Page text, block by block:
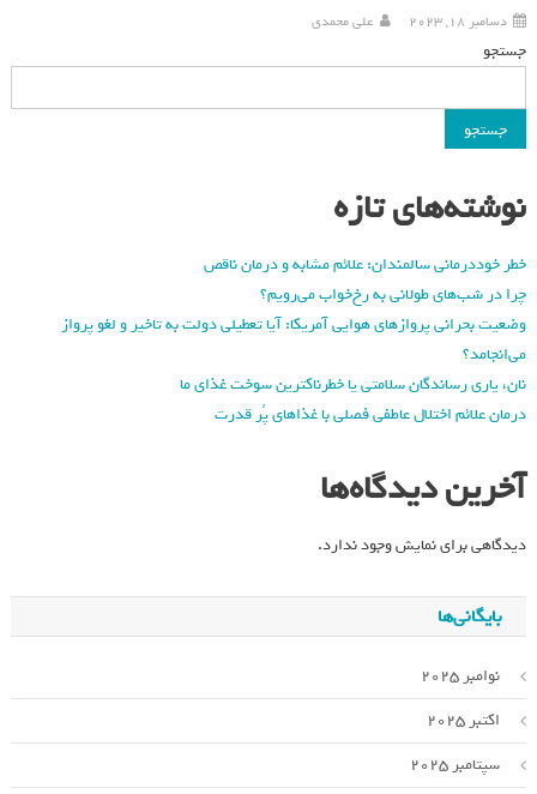
دسامبر 18, 2023 علی محمدی
جستجو
جستجو
نوشته‌های تازه
خطر خوددرمانی سالمندان: علائم مشابه و درمان ناقص
چرا در شب‌های طولانی به رخ‌خواب می‌رویم؟
وضعیت بحرانی پروازهای هوایی آمریکا: آیا تعطیلی دولت به تاخیر و لغو پرواز
می‌انجامد؟
نان، یاری رساندگان سلامتی یا خطرناکترین سوخت غذای ما
درمان علائم اختلال عاطفی فصلی با غذاهای پُر قدرت
آخرین دیدگاه‌ها
دیدگاهی برای نمایش وجود ندارد.
بایگانی‌ها
نوامبر 2025
اکتبر 2025
سپتامبر 2025